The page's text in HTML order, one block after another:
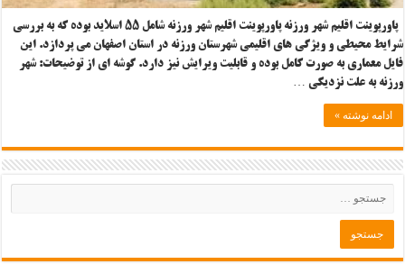
پاورپوینت اقلیم شهر ورزنه پاورپوینت اقلیم شهر ورزنه شامل ۵۵ اسلاید بوده که به بررسی
شرایط محیطی و ویژگی های اقلیمی شهرستان ورزنه در استان اصفهان می پردازد. این
فایل معماری به صورت کامل بوده و قابلیت ویرایش نیز دارد. گوشه ای از توضیحات: شهر
ورزنه به علت نزدیکی …
ادامه نوشته »